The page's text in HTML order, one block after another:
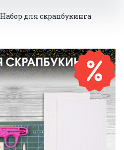
Набор для скрапбукинга